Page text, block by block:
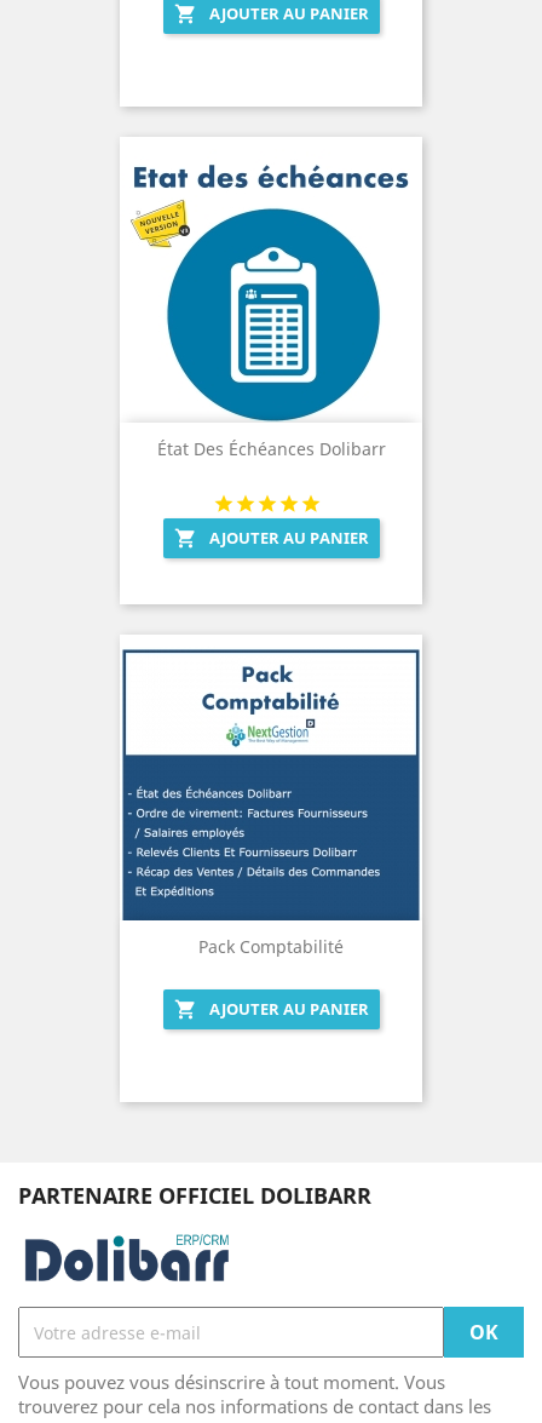
 AJOUTER AU PANIER
État Des Échéances Dolibarr
 AJOUTER AU PANIER
Pack Comptabilité
 AJOUTER AU PANIER
PARTENAIRE OFFICIEL DOLIBARR
Vous pouvez vous désinscrire à tout moment. Vous
trouverez pour cela nos informations de contact dans les